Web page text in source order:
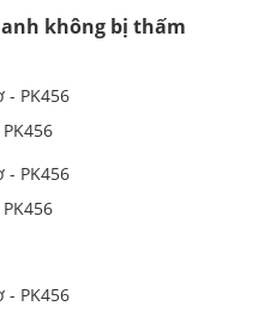
không bị thấm